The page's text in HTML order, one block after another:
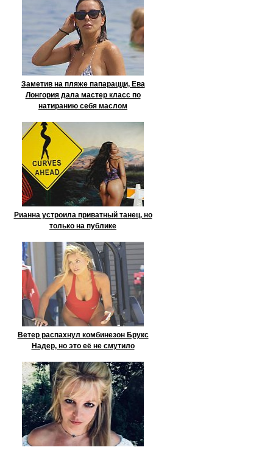
Заметив на пляже папарацци, Ева
Лонгория дала мастер класс по
натиранию себя маслом
Рианна устроила приватный танец, но
только на публике
Ветер распахнул комбинезон Брукс
Надер, но это её не смутило